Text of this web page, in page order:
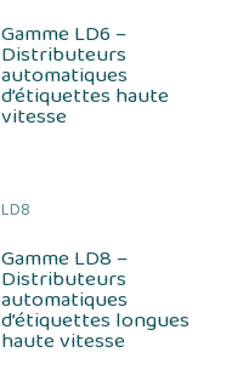
Gamme LD6 –
Distributeurs
automatiques
d’étiquettes haute
vitesse
LD8
Gamme LD8 –
Distributeurs
automatiques
d’étiquettes longues
haute vitesse